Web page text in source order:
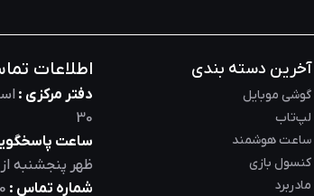
آخرین دسته بندی
گوشی موبایل
لپ‌تاب
ساعت هوشمند
کنسول بازی
مادربرد
اطلاعات
دفتر مرکزی :
30
ساعت
ظهر پنجشنبه
شماره تماس :